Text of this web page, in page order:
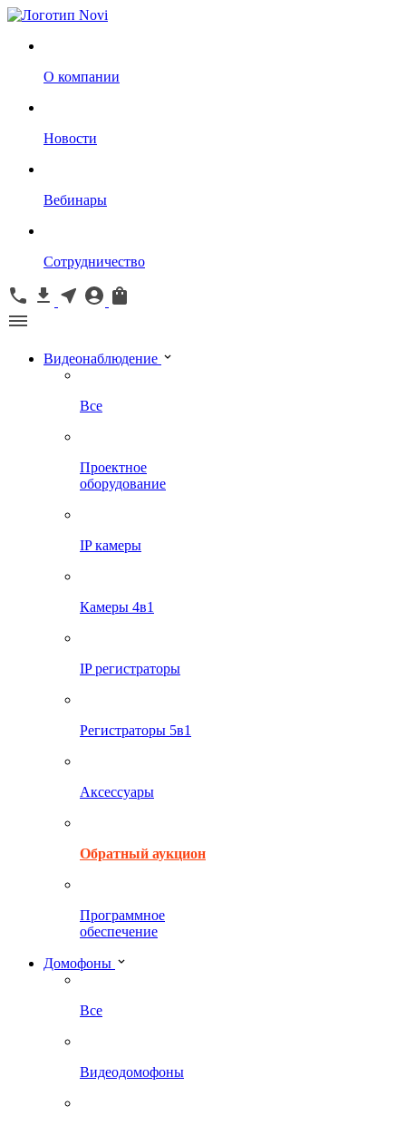
О компании
Новости
Вебинары
Сотрудничество
Видеонаблюдение
Все
Проектное
оборудование
IP камеры
Камеры 4в1
IP регистраторы
Регистраторы 5в1
Аксессуары
Обратный аукцион
Программное
обеспечение
Домофоны
Все
Видеодомофоны